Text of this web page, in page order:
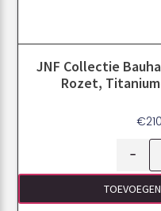
JNF Collectie
Rozet,
€
-